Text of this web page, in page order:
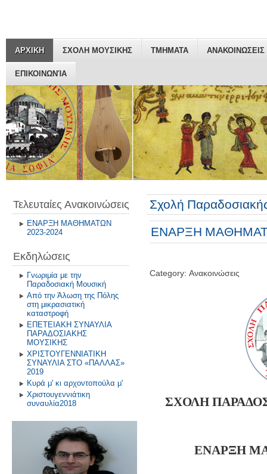
ΑΡΧΙΚΗ ΣΧΟΛΗ ΜΟΥΣΙΚΗΣ ΤΜΗΜΑΤΑ ΑΝΑΚΟΙΝΩΣΕΙΣ
ΕΠΙΚΟΙΝΩΝΊΑ
Τελευταίες Ανακοινώσεις
ΕΝΑΡΞΗ ΜΑΘΗΜΑΤΩΝ
2023-2024
Εκδηλώσεις
Γνωριμία με την
Παραδοσιακή Μουσική
Από την Άλωση της Πόλης
στη μικρασιατική
καταστροφή
ΕΠΕΤΕΙΑΚΗ ΣΥΝΑΥΛΙΑ
ΠΑΡΑΔΟΣΙΑΚΗΣ
ΜΟΥΣΙΚΗΣ
ΧΡΙΣΤΟΥΓΕΝΝΙΑΤΙΚΗ
ΣΥΝΑΥΛΙΑ ΣΤΟ «ΠΑΛΛΑΣ»
2019
Κυρά μ' κι αρχοντοπούλα μ'
Χριστουγεννιάτικη
συναυλία2018
Σχολή
ΕΝΑΡΞΗ
Category: Ανακοινώσεις
ΣΧΟΛΗ
ΕΝΑΡΞΗ